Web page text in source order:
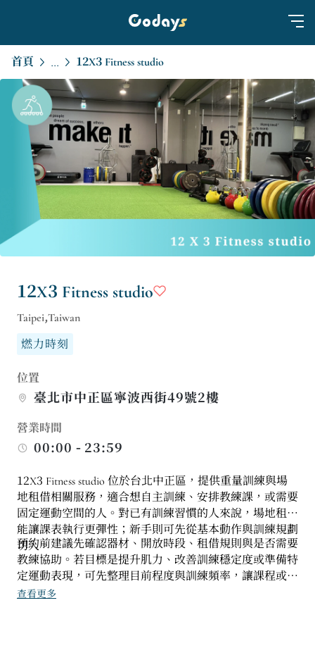
首頁 ... 12X3 Fitness studio
12X3 Fitness studio
Taipei,Taiwan
燃力時刻
位置
臺北市中正區寧波西街49號2樓
營業時間
00:00 - 23:59
12X3 Fitness studio 位於台北中正區，提供重量訓練與場
地租借相關服務，適合想自主訓練、安排教練課，或需要
固定運動空間的人。對已有訓練習慣的人來說，場地租借
能讓課表執行更彈性；新手則可先從基本動作與訓練規劃
切入。
預約前建議先確認器材、開放時段、租借規則與是否需要
教練協助。若目標是提升肌力、改善訓練穩定度或準備特
定運動表現，可先整理目前程度與訓練頻率，讓課程或場
地使用安排更有效率。
查看更多